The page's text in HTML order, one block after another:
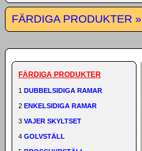
FÄRDIGA PRODUKTER »
FÄRDIGA PRODUKTER
1 DUBBELSIDIGA RAMAR
2 ENKELSIDIGA RAMAR
3 VAJER SKYLTSET
4 GOLVSTÄLL